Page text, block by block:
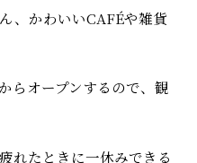
、かわいいCAFÉや雑貨
らオープンするので、観
れたときに一休みできる